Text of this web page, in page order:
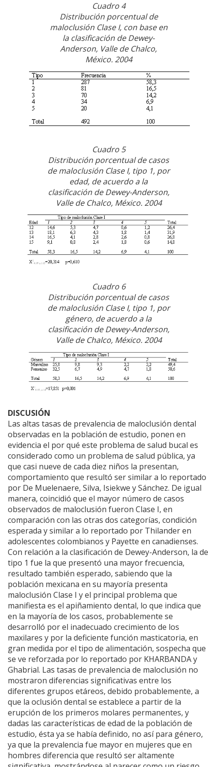
Cuadro 4
Distribución porcentual de
maloclusión Clase I, con base en
la clasificación de Dewey-
Anderson, Valle de Chalco,
México. 2004
Cuadro 5
Distribución porcentual de casos
de maloclusión Clase I, tipo 1, por
edad, de acuerdo a la
clasificación de Dewey-Anderson,
Valle de Chalco, México. 2004
Cuadro 6
Distribución porcentual de casos
de maloclusión Clase I, tipo 1, por
género, de acuerdo a la
clasificación de Dewey-Anderson,
Valle de Chalco, México. 2004
DISCUSIÓN
Las altas tasas de prevalencia de maloclusión dental
observadas en la población de estudio, ponen en
evidencia el por qué este problema de salud bucal es
considerado como un problema de salud pública, ya
que casi nueve de cada diez niños la presentan,
comportamiento que resultó ser similar a lo reportado
por De Muelenaere, Silva, Isiekwe y Sánchez. De igual
manera, coincidió que el mayor número de casos
observados de maloclusión fueron Clase I, en
comparación con las otras dos categorías, condición
esperada y similar a lo reportado por Thilander en
adolescentes colombianos y Payette en canadienses.
Con relación a la clasificación de Dewey-Anderson, la de
tipo 1 fue la que presentó una mayor frecuencia,
resultado también esperado, sabiendo que la
población mexicana en su mayoría presenta
maloclusión Clase I y el principal problema que
manifiesta es el apiñamiento dental, lo que indica que
en la mayoría de los casos, probablemente se
desarrolló por el inadecuado crecimiento de los
maxilares y por la deficiente función masticatoria, en
gran medida por el tipo de alimentación, sospecha que
se ve reforzada por lo reportado por KHARBANDA y
Ghabrial. Las tasas de prevalencia de maloclusión no
mostraron diferencias significativas entre los
diferentes grupos etáreos, debido probablemente, a
que la oclusión dental se establece a partir de la
erupción de los primeros molares permanentes, y
dadas las características de edad de la población de
estudio, ésta ya se había definido, no así para género,
ya que la prevalencia fue mayor en mujeres que en
hombres diferencia que resultó ser altamente